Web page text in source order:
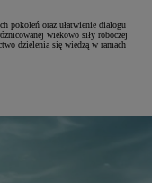
pokoleń oraz ułatwienie dialogu
wiekowo siły roboczej
dzielenia się wiedzą w ramach